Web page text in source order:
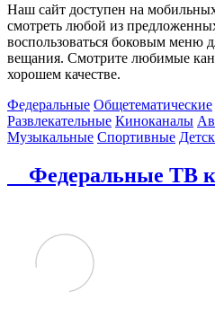
Наш сайт доступен на
смотреть любой из
воспользоваться боковым меню
вещания. Смотрите любимые
хорошем качестве.
Федеральные Общетематические
Развлекательные Киноканалы
Музыкальные Спортивные
Федеральные ТВ